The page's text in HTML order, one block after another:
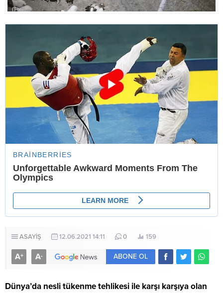
ASAYİŞ 12.06.2021 14:11 0 159
A+ A- ABONE OL
Dünya’da nesli tükenme tehlikesi ile karşı karşıya olan